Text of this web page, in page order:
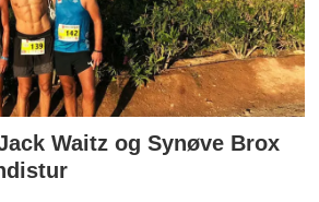
Waitz og Synøve Brox